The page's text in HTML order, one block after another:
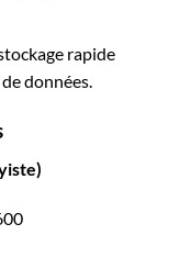
rapide
données.